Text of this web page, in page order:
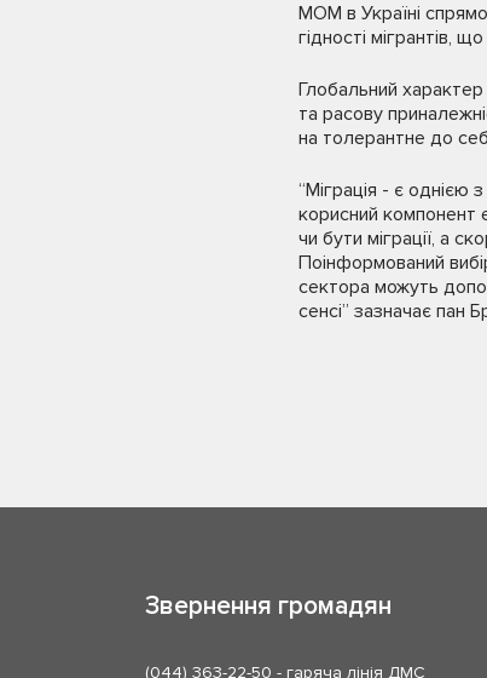
МОМ в Україні
гідності мігрантів,
Глобальний характер
та расову
на толерантне до
“Міграція - є однією
корисний компонент
чи бути міграції, а
Поінформований
сектора можуть
сенсі” зазначає пан
Звернення громадян
(044) 363-22-50 - гаряча лінія ДМС